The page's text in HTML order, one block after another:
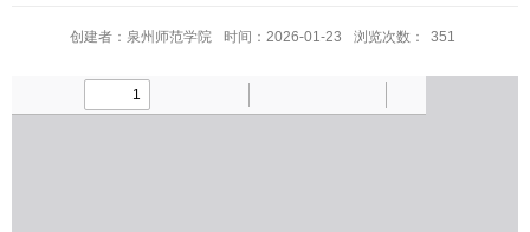
创建者：泉州师范学院 时间：2026-01-23 浏览次数： 351